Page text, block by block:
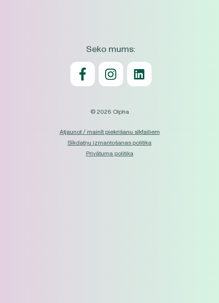
Seko mums:
© 2026 Olpha
Atjaunot / mainīt piekrišanu sīkfailiem
Sīkdatņu izmantošanas politika
Privātuma politika